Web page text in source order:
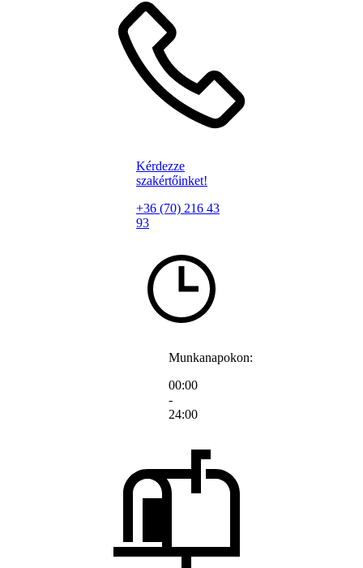
Kérdezze
szakértőinket!
+36 (70) 216 43
93
Munkanapokon:
00:00
-
24:00